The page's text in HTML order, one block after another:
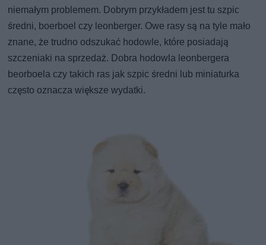
niemałym problemem. Dobrym przykładem jest tu szpic
średni, boerboel czy leonberger. Owe rasy są na tyle mało
znane, że trudno odszukać hodowle, które posiadają
szczeniaki na sprzedaż. Dobra hodowla leonbergera
beorboela czy takich ras jak szpic średni lub miniaturka
często oznacza większe wydatki.